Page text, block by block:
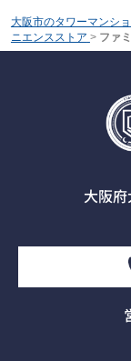
大阪市のタワーマンシ
ニエンスストア > ファ
大阪